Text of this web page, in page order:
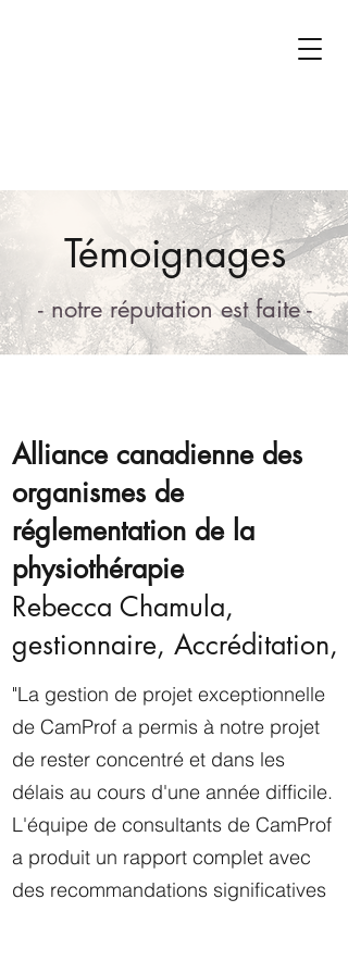
Témoignages
- notre réputation est faite -
Alliance canadienne des
organismes de
réglementation de la
physiothérapie
Rebecca Chamula,
gestionnaire, Accréditation,
"La gestion de projet exceptionnelle
de CamProf a permis à notre projet
de rester concentré et dans les
délais au cours d'une année difficile.
L'équipe de consultants de CamProf
a produit un rapport complet avec
des recommandations significatives